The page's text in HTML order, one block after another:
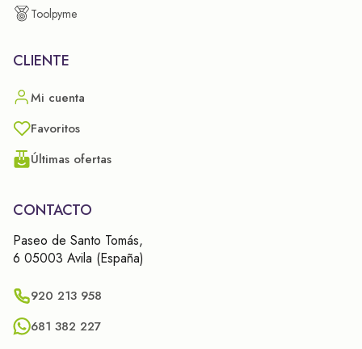
Toolpyme
CLIENTE
Mi cuenta
Favoritos
Últimas ofertas
CONTACTO
Paseo de Santo Tomás,
6 05003 Avila (España)
920 213 958
681 382 227